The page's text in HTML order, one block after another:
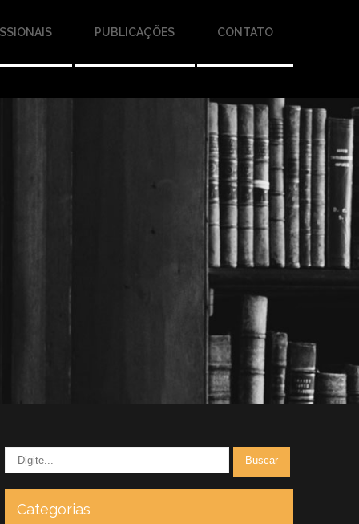
PUBLICAÇÕES CONTATO
Categorias